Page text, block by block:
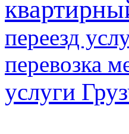
переезд
перевозка
услуги